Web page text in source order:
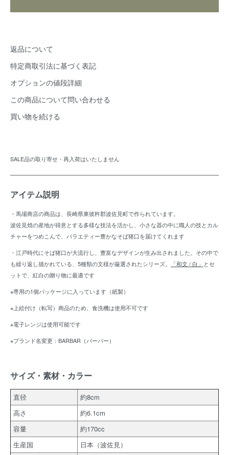
返品について
特定商取引法に基づく表記
オプションの値段詳細
この商品について問い合わせる
買い物を続ける
SALE品の取り寄せ・再入荷はいたしません
アイテム説明
・馬場商店の商品は、長崎県東彼杵郡波佐見町で作られています。
波佐見焼の産地が得意とする多様な技法を活かし、小さな器の中に職人の技とカル
チャーをつめこんで、バラエティー豊かなそば猪口を届けてくれます
・江戸時代にそば猪口が大流行し、豊富なデザインが生み出されました。その中で
も繰り返し描かれている、5種類の文様が厳選されたシリーズ。
「和文 / 白」 とセ
ットで、紅白の贈り物に最適です
※専用の1個パッケージに入っています（紙製）
※上絵付け（転写）商品のため、食洗機は使用不可です
※電子レンジは使用可能です
※ブランド名変更：BARBAR（バーバー）
サイズ・素材・カラー
直径
約8cm
高さ
約6.1cm
容量
約170cc
生産国
日本（波佐見）